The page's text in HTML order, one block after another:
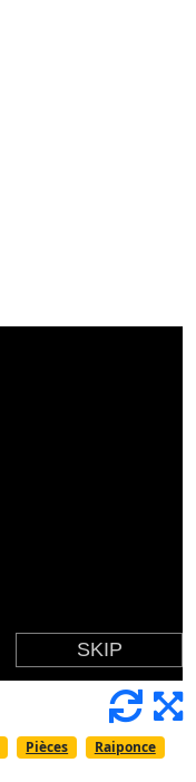
Pièces
Raiponce